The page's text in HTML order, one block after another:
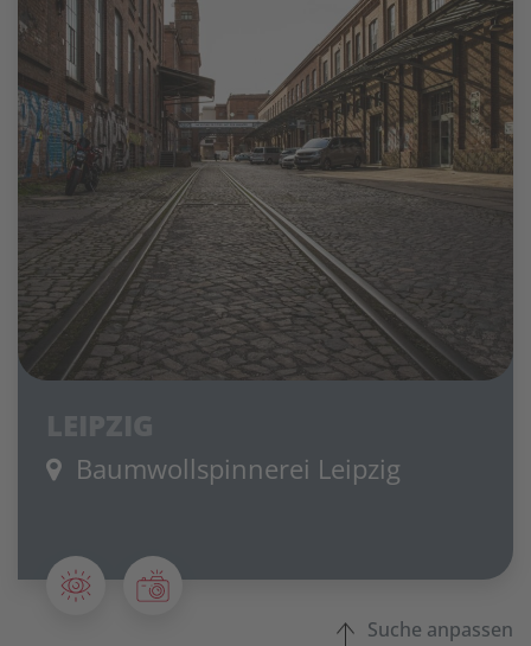
Baumwollspinnerei Leipzig
Suche anpassen